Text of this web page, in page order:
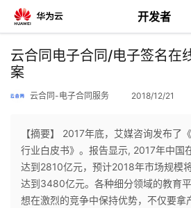
开发者
返
回
个
人
我
云合同电子合同/电子签名在
案
云合同-电子合同服务 2018/12/21
【摘要】 2017年底，艾媒咨询发布了
行业白皮书》。报告显示, 2017年中国
达到2810亿元，预计2018年市场规模
达到3480亿元。各种细分领域的教育
想在激烈的竞争中保持优势，不仅要拿